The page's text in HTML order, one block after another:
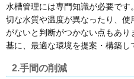
水槽管理には専門知識が必要で
切な水質や温度が異なったり、
がないと判断がつかない点もあ
基に、最適な環境を提案・構築し
2.手間の削減